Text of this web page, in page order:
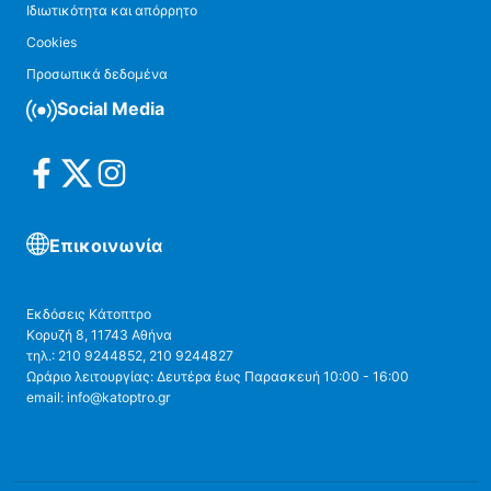
Ιδιωτικότητα και απόρρητο
Cookies
Προσωπικά δεδομένα
Social Media
Επικοινωνία
Εκδόσεις Κάτοπτρο
Κορυζή 8, 11743 Αθήνα
τηλ.: 210 9244852, 210 9244827
Ωράριο λειτουργίας: Δευτέρα έως Παρασκευή 10:00 - 16:00
email: info@katoptro.gr